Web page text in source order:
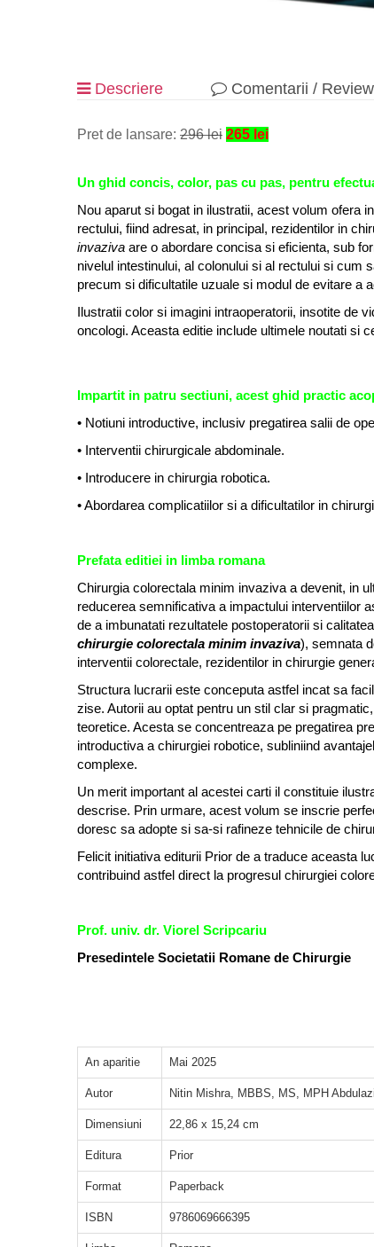
Descriere Comentarii /
Pret de lansare: 296 lei 265 lei
Un ghid concis, color, pas cu pas, pentru
Nou aparut si bogat in ilustratii, acest volum ofera
rectului, fiind adresat, in principal, rezidentilor in
invaziva are o abordare concisa si eficienta, sub
nivelul intestinului, al colonului si al rectului si cum
precum si dificultatile uzuale si modul de evitare a
Ilustratii color si imagini intraoperatorii, insotite de
oncologi. Aceasta editie include ultimele noutati si
Impartit in patru sectiuni, acest ghid practic
• Notiuni introductive, inclusiv pregatirea salii de
• Interventii chirurgicale abdominale.
• Introducere in chirurgia robotica.
• Abordarea complicatiilor si a dificultatilor in
Prefata editiei in limba romana
Chirurgia colorectala minim invaziva a devenit, in
reducerea semnificativa a impactului interventiilor
de a imbunatati rezultatele postoperatorii si
chirurgie colorectala minim invaziva), semnata
interventii colorectale, rezidentilor in chirurgie
Structura lucrarii este conceputa astfel incat sa
zise. Autorii au optat pentru un stil clar si
teoretice. Acesta se concentreaza pe pregatirea
introductiva a chirurgiei robotice, subliniind
complexe.
Un merit important al acestei carti il constituie
descrise. Prin urmare, acest volum se inscrie
doresc sa adopte si sa-si rafineze tehnicile de
Felicit initiativa editurii Prior de a traduce aceasta
contribuind astfel direct la progresul chirurgiei
Prof. univ. dr. Viorel Scripcariu
Presedintele Societatii Romane de Chirurgie
An aparitie Mai 2025
Autor Nitin Mishra, MBBS, MS, MPH
Dimensiuni 22,86 x 15,24 cm
Editura Prior
Format Paperback
ISBN 9786069666395